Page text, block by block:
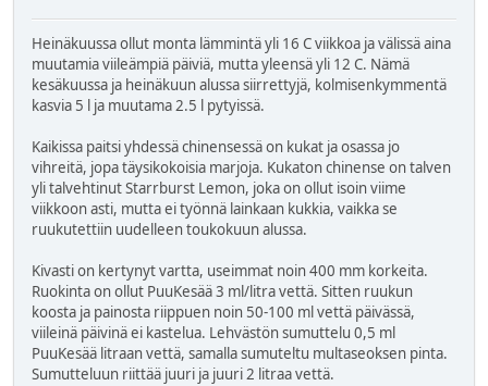
Heinäkuussa ollut monta lämmintä yli 16 C viikkoa ja välissä aina
muutamia viileämpiä päiviä, mutta yleensä yli 12 C. Nämä
kesäkuussa ja heinäkuun alussa siirrettyjä, kolmisenkymmentä
kasvia 5 l ja muutama 2.5 l pytyissä.
Kaikissa paitsi yhdessä chinensessä on kukat ja osassa jo
vihreitä, jopa täysikokoisia marjoja. Kukaton chinense on talven
yli talvehtinut Starrburst Lemon, joka on ollut isoin viime
viikkoon asti, mutta ei työnnä lainkaan kukkia, vaikka se
ruukutettiin uudelleen toukokuun alussa.
Kivasti on kertynyt vartta, useimmat noin 400 mm korkeita.
Ruokinta on ollut PuuKesää 3 ml/litra vettä. Sitten ruukun
koosta ja painosta riippuen noin 50-100 ml vettä päivässä,
viileinä päivinä ei kastelua. Lehvästön sumuttelu 0,5 ml
PuuKesää litraan vettä, samalla sumuteltu multaseoksen pinta.
Sumutteluun riittää juuri ja juuri 2 litraa vettä.